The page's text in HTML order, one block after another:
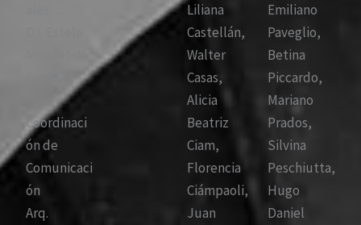
Coordinaci
ón de
Comunicaci
ón
Arq.
Liliana
Castellán,
Walter
Casas,
Alicia
Beatriz
Ciam,
Florencia
Ciámpaoli,
Juan
Emiliano
Paveglio,
Betina
Piccardo,
Mariano
Prados,
Silvina
Peschiutta,
Hugo
Daniel